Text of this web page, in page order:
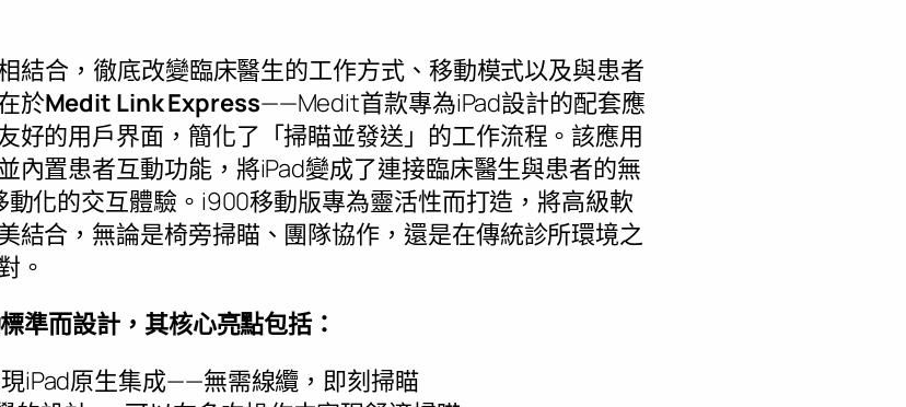
結合，徹底改變臨床醫生的工作方式、移動模式以及與患者
於Medit Link Express——Medit首款專為iPad設計的配套應
好的用戶界面，簡化了「掃瞄並發送」的工作流程。該應用
內置患者互動功能，將iPad變成了連接臨床醫生與患者的無
化的交互體驗。i900移動版專為靈活性而打造，將高級軟
結合，無論是椅旁掃瞄、團隊協作，還是在傳統診所環境之
。
準而設計，其核心亮點包括：
iPad原生集成——無需線纜，即刻掃瞄